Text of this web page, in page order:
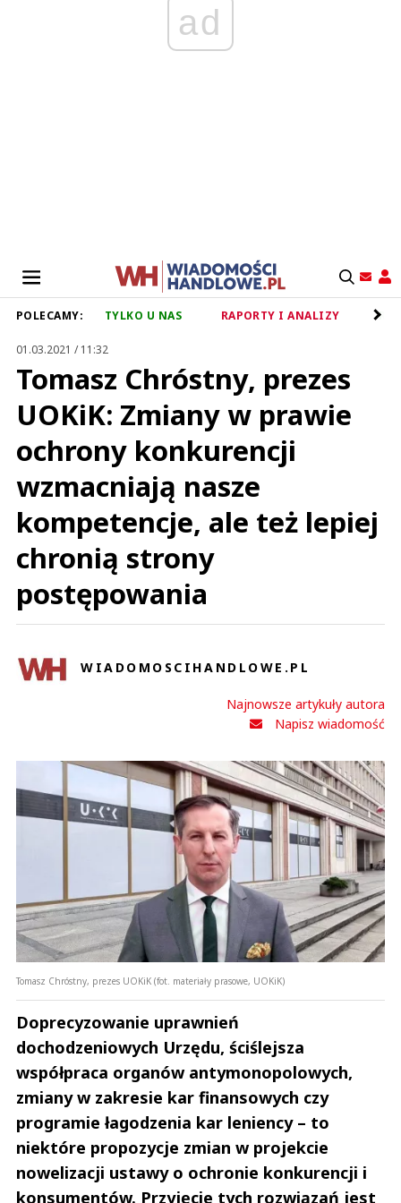
ad
POLECAMY: TYLKO U NAS RAPORTY I ANALIZY
01.03.2021 / 11:32
Tomasz Chróstny, prezes
UOKiK: Zmiany w prawie
ochrony konkurencji
wzmacniają nasze
kompetencje, ale też lepiej
chronią strony
postępowania
WIADOMOSCIHANDLOWE.PL
Najnowsze artykuły autora
Napisz wiadomość
Tomasz Chróstny, prezes UOKiK (fot. materiały prasowe, UOKiK)
Doprecyzowanie uprawnień
dochodzeniowych Urzędu, ściślejsza
współpraca organów antymonopolowych,
zmiany w zakresie kar finansowych czy
programie łagodzenia kar leniency – to
niektóre propozycje zmian w projekcie
nowelizacji ustawy o ochronie konkurencji i
konsumentów. Przyjęcie tych rozwiązań jest